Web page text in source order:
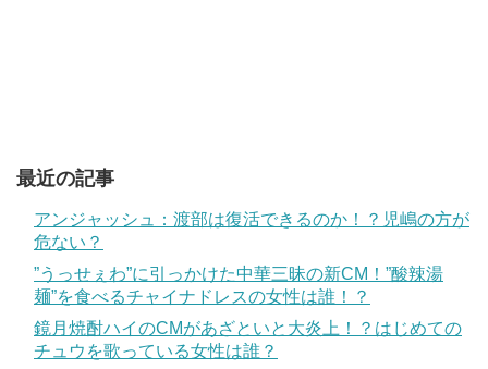
最近の記事
アンジャッシュ：渡部は復活できるのか！？児嶋の方が
危ない？
”うっせぇわ”に引っかけた中華三昧の新CM！”酸辣湯
麺”を食べるチャイナドレスの女性は誰！？
鏡月焼酎ハイのCMがあざといと大炎上！？はじめての
チュウを歌っている女性は誰？